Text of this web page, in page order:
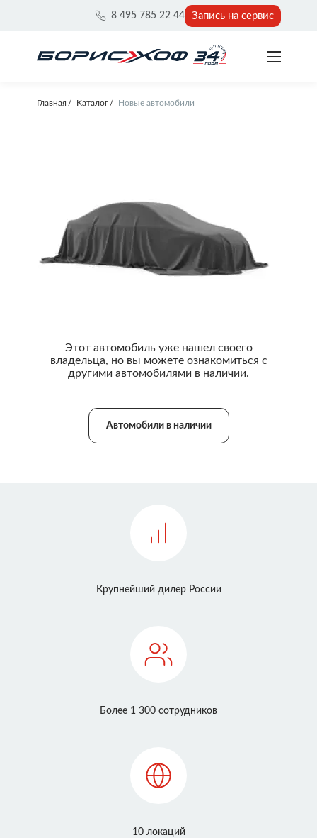
8 495 785 22 44 Запись на сервис
Главная Каталог Новые автомобили
Этот автомобиль уже нашел своего
владельца, но вы можете ознакомиться с
другими автомобилями в наличии.
Автомобили в наличии
Крупнейший дилер России
Более 1 300 сотрудников
10 локаций